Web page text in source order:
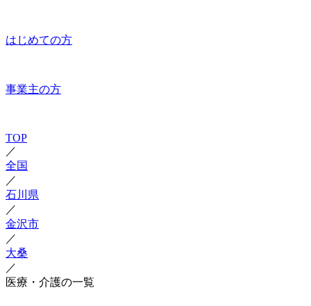
はじめての方
事業主の方
TOP
／
全国
／
石川県
／
金沢市
／
大桑
／
医療・介護の一覧